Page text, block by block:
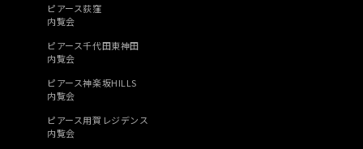
ピアース荻窪
内覧会
ピアース千代田東神田
内覧会
ピアース神楽坂HILLS
内覧会
ピアース用賀レジデンス
内覧会